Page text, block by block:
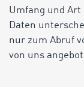
Umfang und Art
Daten
nur zum Abruf
von uns